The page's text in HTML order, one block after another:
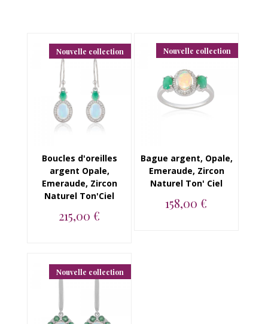
Nouvelle collection
Boucles d'oreilles
argent Opale,
Emeraude, Zircon
Naturel Ton'Ciel
215,00 €
Nouvelle collection
Bague argent, Opale,
Emeraude, Zircon
Naturel Ton' Ciel
158,00 €
Nouvelle collection